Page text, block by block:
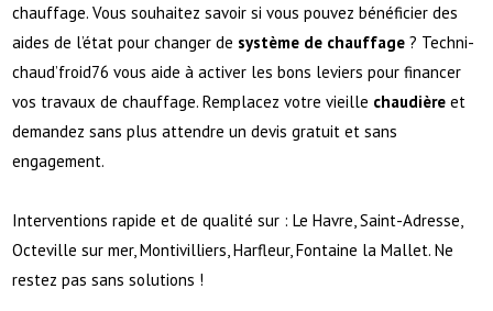
chauffage. Vous souhaitez savoir si vous pouvez bénéficier des
aides de l’état pour changer de système de chauffage ? Techni-
chaud’froid76 vous aide à activer les bons leviers pour financer
vos travaux de chauffage. Remplacez votre vieille chaudière et
demandez sans plus attendre un devis gratuit et sans
engagement.
Interventions rapide et de qualité sur : Le Havre, Saint-Adresse,
Octeville sur mer, Montivilliers, Harfleur, Fontaine la Mallet. Ne
restez pas sans solutions !